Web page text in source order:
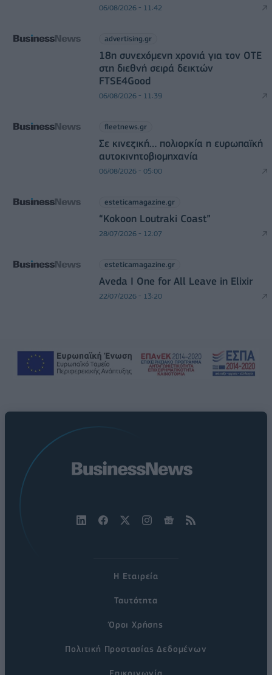
06/08/2026 - 11:42
advertising.gr
18η συνεχόμενη χρονιά για τον ΟΤΕ
στη διεθνή σειρά δεικτών
FTSE4Good
06/08/2026 - 11:39
fleetnews.gr
Σε κινεζική… πολιορκία η ευρωπαϊκή
αυτοκινητοβιομηχανία
06/08/2026 - 05:00
esteticamagazine.gr
“Kokoon Loutraki Coast”
28/07/2026 - 12:07
esteticamagazine.gr
Aveda I One for All Leave in Elixir
22/07/2026 - 13:20
Η Εταιρεία
Ταυτότητα
Όροι Χρήσης
Πολιτική Προστασίας Δεδομένων
Επικοινωνία